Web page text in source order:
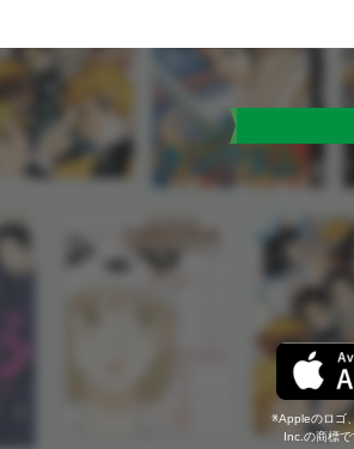
Appleのロゴ
Inc.の商標